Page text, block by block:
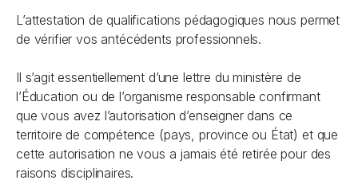
L’attestation de qualifications pédagogiques nous permet
de vérifier vos antécédents professionnels.
Il s’agit essentiellement d’une lettre du ministère de
l’Éducation ou de l’organisme responsable confirmant
que vous avez l’autorisation d’enseigner dans ce
territoire de compétence (pays, province ou État) et que
cette autorisation ne vous a jamais été retirée pour des
raisons disciplinaires.